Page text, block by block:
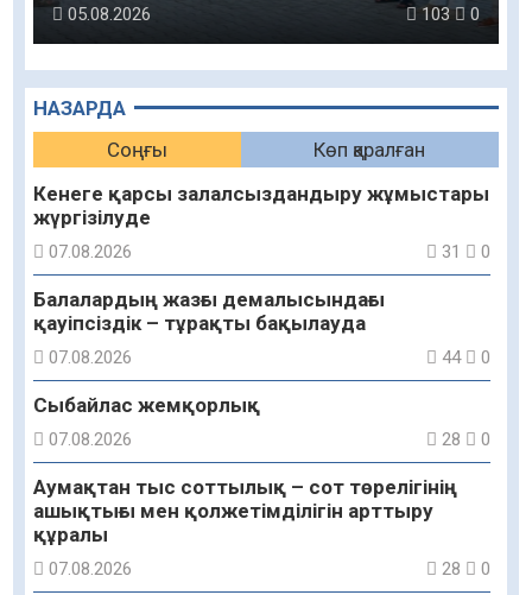
НАЗАРДА
Соңғы
Көп қаралған
Кенеге қарсы залалсыздандыру жұмыстары
жүргізілуде
07.08.2026 31 0
Балалардың жазғы демалысындағы
қауіпсіздік – тұрақты бақылауда
07.08.2026 44 0
Сыбайлас жемқорлық
07.08.2026 28 0
Аумақтан тыс соттылық – сот төрелігінің
ашықтығы мен қолжетімділігін арттыру
құралы
07.08.2026 28 0
05.08.2026 103 0